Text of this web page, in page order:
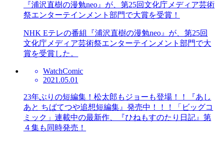
『浦沢直樹の漫勉neo』が、第25回文化庁メディア芸術
祭エンターテインメント部門で大賞を受賞！
NHK Eテレの番組『浦沢直樹の漫勉neo』が、第25回
文化庁メディア芸術祭エンターテインメント部門で大
賞を受賞した。
WatchComic
2021.05.01
23年ぶりの短編集！松太郎もジョーも登場！！『あし
あと ちばてつや追想短編集』発売中！！！「ビッグコ
ミック」連載中の最新作、『ひねもすのたり日記』第
４集も同時発売！